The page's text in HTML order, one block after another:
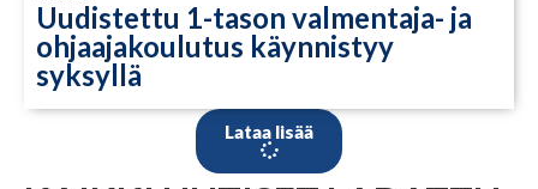
Uudistettu 1-tason valmentaja- ja
ohjaajakoulutus käynnistyy
syksyllä
Lataa lisää